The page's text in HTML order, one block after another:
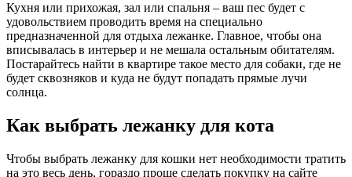
Кухня или прихожая, зал или спальня – ваш пес будет с
удовольствием проводить время на специально
предназначенной для отдыха лежанке. Главное, чтобы она
вписывалась в интерьер и не мешала остальным обитателям.
Постарайтесь найти в квартире такое место для собаки, где не
будет сквозняков и куда не будут попадать прямые лучи
солнца.
Как выбрать лежанку для кота
Чтобы выбрать лежанку для кошки нет необходимости тратить
на это весь день, гораздо проще сделать покупку на сайте